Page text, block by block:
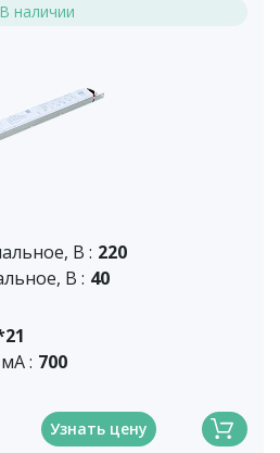
В наличии
В : 220
В : 40
: 700
Узнать цену